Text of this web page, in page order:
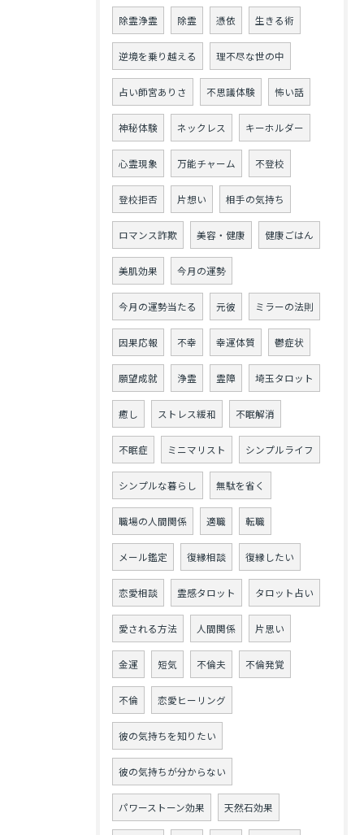
除霊浄霊 除霊 憑依 生きる術
逆境を乗り越える 理不尽な世の中
占い師宮ありさ 不思議体験 怖い話
神秘体験 ネックレス キーホルダー
心霊現象 万能チャーム 不登校
登校拒否 片想い 相手の気持ち
ロマンス詐欺 美容・健康 健康ごはん
美肌効果 今月の運勢
今月の運勢当たる 元彼 ミラーの法則
因果応報 不幸 幸運体質 鬱症状
願望成就 浄霊 霊障 埼玉タロット
癒し ストレス緩和 不眠解消
不眠症 ミニマリスト シンプルライフ
シンプルな暮らし 無駄を省く
職場の人間関係 適職 転職
メール鑑定 復縁相談 復縁したい
恋愛相談 霊感タロット タロット占い
愛される方法 人間関係 片思い
金運 短気 不倫夫 不倫発覚
不倫 恋愛ヒーリング
彼の気持ちを知りたい
彼の気持ちが分からない
パワーストーン効果 天然石効果